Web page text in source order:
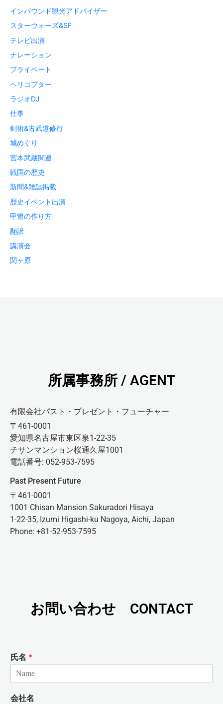
インバウンド観光アドバイザー
スターウォーズ&SF
テレビ出演
ナレーション
プライベート
ヘリコプター
ラジオDJ
仕事
剣術&古武道修行
城めぐり
宮本武蔵関連
戦国の歴史
新聞&雑誌掲載
歴史イベント出演
甲冑の作り方
翻訳
講演会
関ヶ原
所属事務所 / AGENT
有限会社パスト・プレゼント・フューチャー
〒461-0001
愛知県名古屋市東区泉1-22-35
チサンマンション桜通久屋1001
電話番号: 052-953-7595
Past Present Future
〒461-0001
1001 Chisan Mansion Sakuradori Hisaya
1-22-35, Izumi Higashi-ku Nagoya, Aichi, Japan
Phone: +81-52-953-7595
お問い合わせ CONTACT
氏名 *
会社名